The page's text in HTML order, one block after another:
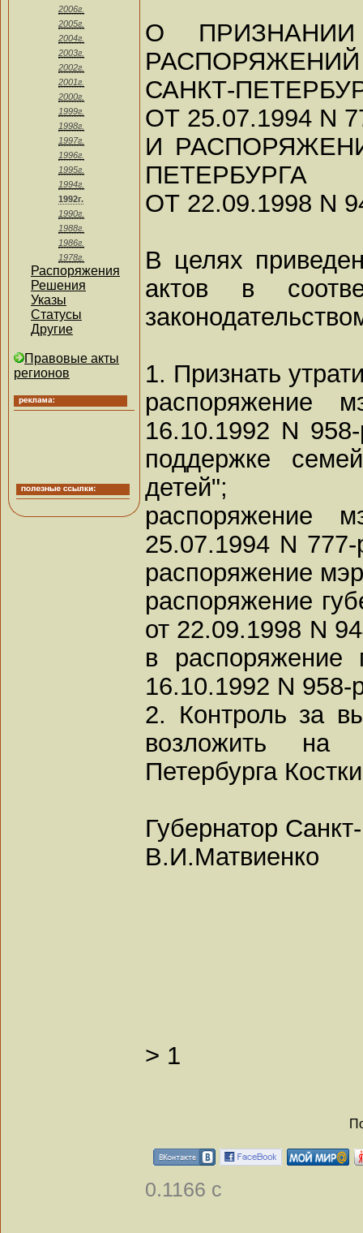
2006г.
2005г.
2004г.
2003г.
2002г.
2001г.
2000г.
1999г.
1998г.
1997г.
1996г.
1995г.
1994г.
1992г.
1990г.
1988г.
1986г.
1978г.
Распоряжения
Решения
Указы
Статусы
Другие
Правовые акты
регионов
О
САНКТ-
ОТ 25.07.1994 N
И
ПЕТЕРБУРГА
ОТ 22.09.1998 N
В целях
актов в
1. Признать
распоряжение
16.10.1992 N
поддержке
детей";
распоряжение
25.07.1994 N
распоряжение
распоряжение
от 22.09.1998 N
в распоряжение
16.10.1992 N 958-
2. Контроль за
возложить на
Петербурга
Губернатор
В.И.Матвиенко
> 1
0.1166 с